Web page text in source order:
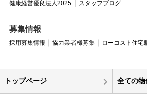
健康経営優良法人2025
スタッフブログ
募集情報
採用募集情報 協力業者様募集 ローコスト住宅
トップページ 全ての